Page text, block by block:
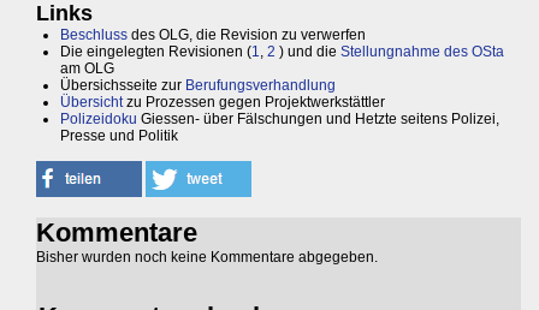
Links
Beschluss des OLG, die Revision zu verwerfen
Die eingelegten Revisionen (1, 2 ) und die Stellungnahme des OSta
am OLG
Übersichsseite zur Berufungsverhandlung
Übersichtzu Prozessen gegen Projektwerkstättler
Polizeidoku Giessen- über Fälschungen und Hetzte seitens Polizei,
Presse und Politik
Kommentare
Bisher wurden noch keine Kommentare abgegeben.